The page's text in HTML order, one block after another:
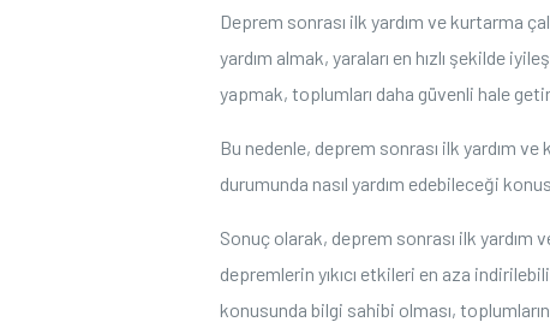
Deprem sonrası ilk yardım ve kurtarma
yardım almak, yaraları en hızlı şekilde
yapmak, toplumları daha güvenli hale
Bu nedenle, deprem sonrası ilk yardım
durumunda nasıl yardım edebileceği
Sonuç olarak, deprem sonrası ilk yardım
depremlerin yıkıcı etkileri en aza
konusunda bilgi sahibi olması,